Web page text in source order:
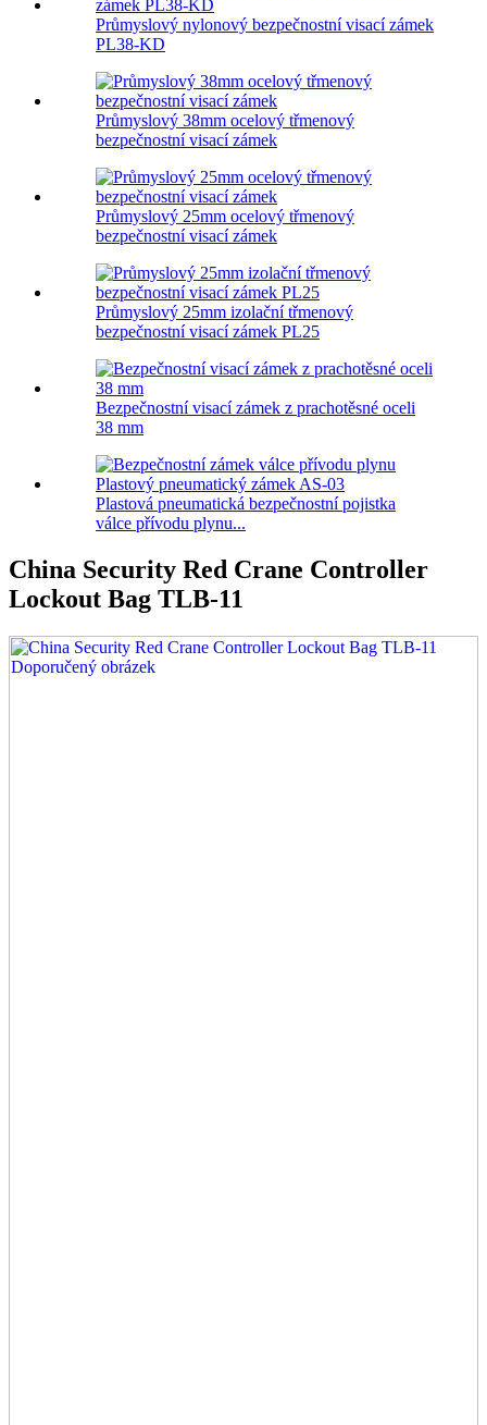
Průmyslový nylonový bezpečnostní visací zámek
PL38-KD
Průmyslový 38mm ocelový třmenový
bezpečnostní visací zámek
Průmyslový 25mm ocelový třmenový
bezpečnostní visací zámek
Průmyslový 25mm izolační třmenový
bezpečnostní visací zámek PL25
Bezpečnostní visací zámek z prachotěsné oceli
38 mm
Plastová pneumatická bezpečnostní pojistka
válce přívodu plynu...
China Security Red Crane Controller
Lockout Bag TLB-11